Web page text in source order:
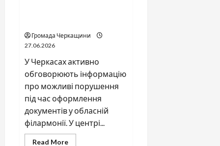
Громада Черкащини
27.06.2026
У Черкасах активно
обговорюють інформацію
про можливі порушення
під час оформлення
документів у обласній
філармонії. У центрі...
Read MoreRead